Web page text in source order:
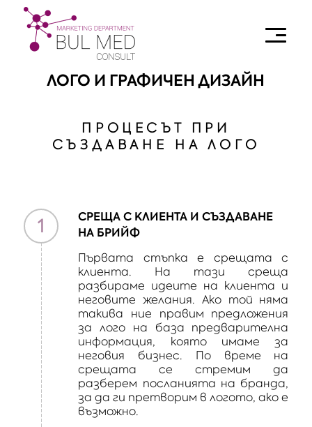
ЛОГО И ГРАФИЧЕН ДИЗАЙН
ПРОЦЕСЪТ ПРИ
СЪЗДАВАНЕ НА ЛОГО
1
СРЕЩА С КЛИЕНТА И СЪЗДАВАНЕ
НА БРИЙФ
Първата стъпка е срещата с
клиента. На тази среща
разбираме идеите на клиента и
неговите желания. Ако той няма
такива ниe правим предложения
за лого на база предварителна
информация, която имаме за
неговия бизнес. По време на
срещата се стремим да
разберем посланията на бранда,
за да ги претворим в логото, ако е
възможно.